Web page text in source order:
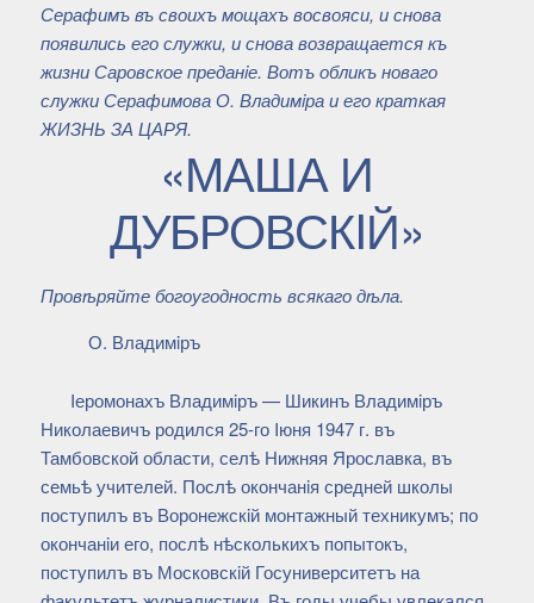
Серафимъ въ своихъ мощахъ восвояси, и снова
появились его служки, и снова возвращается къ
жизни Саровское преданiе. Вотъ обликъ новаго
служки Серафимова О. Владимiра и его краткая
ЖИЗНЬ ЗА ЦАРЯ.
«МАША И
ДУБРОВСКIЙ»
Провѣряйте богоугодность всякаго дѣла.
О. Владимiръ
Iеромонахъ Владимiръ — Шикинъ Владимiръ
Николаевичъ родился 25-го Iюня 1947 г. въ
Тамбовской области, селѣ Нижняя Ярославка, въ
семьѣ учителей. Послѣ окончанiя средней школы
поступилъ въ Воронежскiй монтажный техникумъ; по
окончанiи его, послѣ нѣсколькихъ попытокъ,
поступилъ въ Московскiй Госуниверситетъ на